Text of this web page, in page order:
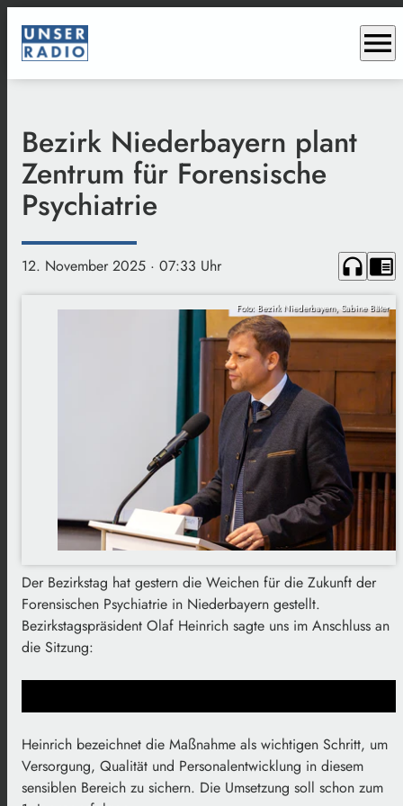
menu
Bezirk Niederbayern plant
Zentrum für Forensische
Psychiatrie
12. November 2025 · 07:33 Uhr headphones chrome_reader_mode
Foto: Bezirk Niederbayern, Sabine Bäter
Der Bezirkstag hat gestern die Weichen für die Zukunft der
Forensischen Psychiatrie in Niederbayern gestellt.
Bezirkstagspräsident Olaf Heinrich sagte uns im Anschluss an
die Sitzung:
Heinrich bezeichnet die Maßnahme als wichtigen Schritt, um
Versorgung, Qualität und Personalentwicklung in diesem
sensiblen Bereich zu sichern. Die Umsetzung soll schon zum